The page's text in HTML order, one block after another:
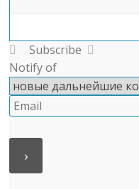
Subscribe
Notify of